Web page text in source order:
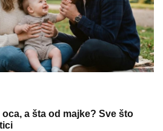
a šta od majke? Sve što